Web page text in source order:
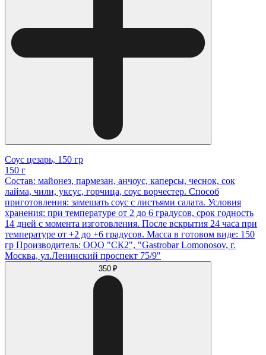
Соус цезарь, 150 гр
150 г
Состав: майонез, пармезан, анчоус, каперсы, чеснок, сок
лайма, чили, уксус, горчица, соус ворчестер. Способ
приготовления: замешать соус с листьями салата. Условия
хранения: при температуре от 2 до 6 градусов, срок годность
14 дней с момента изготовления. После вскрытия 24 часа при
температуре от +2 до +6 градусов. Масса в готовом виде: 150
гр Производитель: ООО "СК2", "Gastrobar Lomonosov, г.
Москва, ул.Ленинский проспект 75/9"
350 ₽